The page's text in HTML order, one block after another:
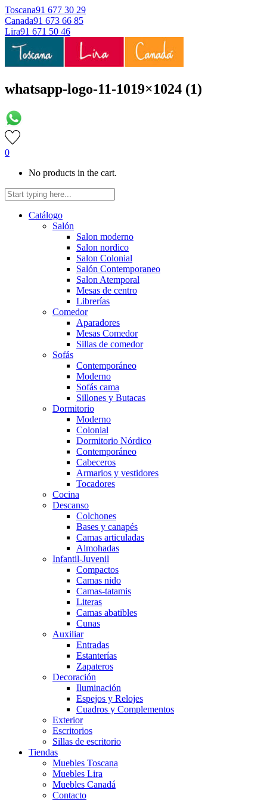
Toscana91 677 30 29
Canada91 673 66 85
Lira91 671 50 46
whatsapp-logo-11-1019×1024 (1)
0
No products in the cart.
Catálogo
Salón
Salon moderno
Salon nordico
Salon Colonial
Salón Contemporaneo
Salon Atemporal
Mesas de centro
Librerías
Comedor
Aparadores
Mesas Comedor
Sillas de comedor
Sofás
Contemporáneo
Moderno
Sofás cama
Sillones y Butacas
Dormitorio
Moderno
Colonial
Dormitorio Nórdico
Contemporáneo
Cabeceros
Armarios y vestidores
Tocadores
Cocina
Descanso
Colchones
Bases y canapés
Camas articuladas
Almohadas
Infantil-Juvenil
Compactos
Camas nido
Camas-tatamis
Literas
Camas abatibles
Cunas
Auxiliar
Entradas
Estanterías
Zapateros
Decoración
Iluminación
Espejos y Relojes
Cuadros y Complementos
Exterior
Escritorios
Sillas de escritorio
Tiendas
Muebles Toscana
Muebles Lira
Muebles Canadá
Contacto